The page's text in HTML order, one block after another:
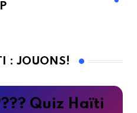
: JOUONS!
Quiz Haïti